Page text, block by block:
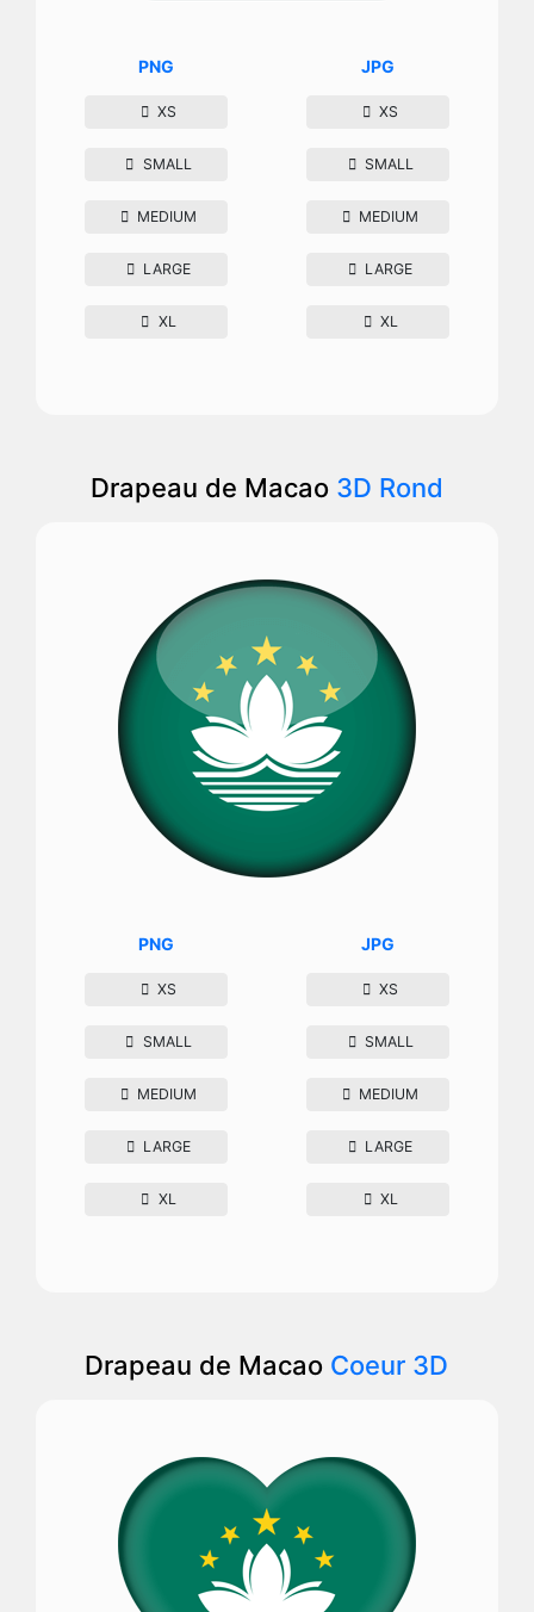
PNG
XS
SMALL
MEDIUM
LARGE
XL
JPG
XS
SMALL
MEDIUM
LARGE
XL
Drapeau de Macao 3D Rond
PNG
XS
SMALL
MEDIUM
LARGE
XL
JPG
XS
SMALL
MEDIUM
LARGE
XL
Drapeau de Macao Coeur 3D